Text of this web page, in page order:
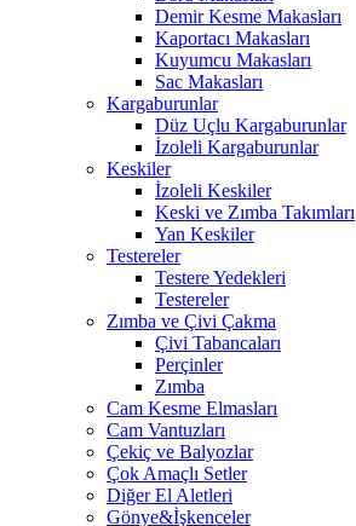
Demir Kesme Makasları
Kaportacı Makasları
Kuyumcu Makasları
Sac Makasları
Kargaburunlar
Düz Uçlu Kargaburunlar
İzoleli Kargaburunlar
Keskiler
İzoleli Keskiler
Keski ve Zımba Takımları
Yan Keskiler
Testereler
Testere Yedekleri
Testereler
Zımba ve Çivi Çakma
Çivi Tabancaları
Perçinler
Zımba
Cam Kesme Elmasları
Cam Vantuzları
Çekiç ve Balyozlar
Çok Amaçlı Setler
Diğer El Aletleri
Gönye&İşkenceler